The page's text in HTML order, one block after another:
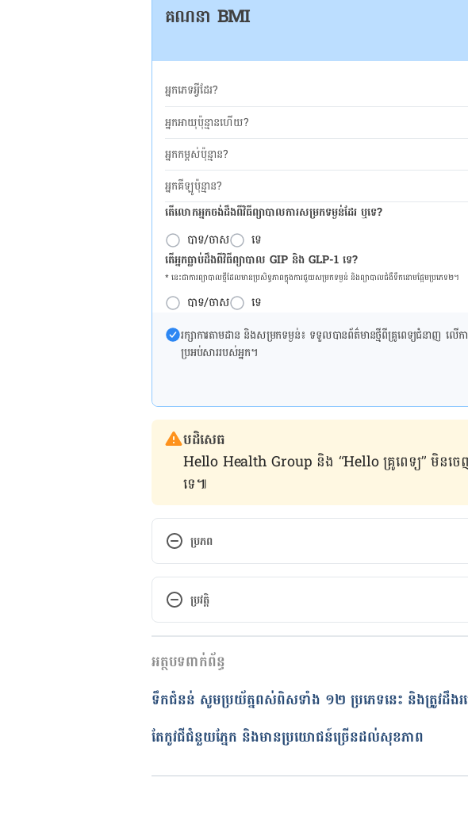
គណនា BMI
អ្នកភេទអ្វីដែរ?
អ្នកអាយុប៉ុន្មានហើយ?
អ្នកកម្ពស់ប៉ុន្មាន?
អ្នកគីឡូប៉ុន្មាន?
តើលោកអ្នកចង់ដឹង​ពីវិធីព្យាបាលការសម្រកទម្ងន់ដែរ ឬទេ?
បាទ/ចាស ទេ
តើអ្នកធ្លាប់ដឹងពីវិធីព្យាបាល GIP និង GLP-1 ទេ?
* នេះ​ជា​ការ​ព្យា​បាល​ថ្មីដែល​​មាន​ប្រសិទ្ធ​ភាព​ក្នុង​ការ​ជួយ​សម្រក​ទម្ងន់ និង​ព្យា​បាល​ជំ​ងឺ​ទឹក​នោម​ផ្អែម​ប្រភេទ២។
បាទ/ចាស ទេ
រក្សា​ការ​តាមដាន និងសម្រក​ទម្ងន់៖ ទទួលបាន​ព័ត៌​មាន​ថ្មី​ពី​គ្រូពេទ្យ​ជំនាញ លើ​
ប្រអប់​សារ​របស់​អ្នក។
បដិសេធ
Hello Health Group និង “Hello គ្រូពេទ្យ” មិន​ចេញ​វ
ទេ៕
ប្រភព
Mouse ear https://www.webmd.com/vitamins-
Accessed January 02, 2018
Hawkweed, Mouse-Ear
https://www.botanical.com/botanical/mgmh/h/
02, 2018
ប្រវត្តិ
កំណែ​ប្រែបច្ចុប្បន្ន
09/04/2019
អត្ថបទ​ដោយ
យ៉ានណែត​ នីគែល
ត្រួតពិនិត្យដោយគឹម កាណែល
បច្ចុប្បន្នភាពដោយ៖
Ly Sophat
អត្ថបទពាក់ព័ន្ធ
ទឹកជំនន់​ សូមប្រយ័ត្នពស់ពិសទាំង ១២ ប្រភេទនេះ និងត្រូវដឹងរ
តែកូវជីជំនួយភ្នែក និងមានប្រយោជន៍ច្រើនដល់សុខភាព